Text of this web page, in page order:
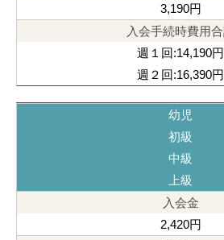
3,190円
週１回:14,190円
週２回:16,390円
幼児
初級
中級
上級
2,420円